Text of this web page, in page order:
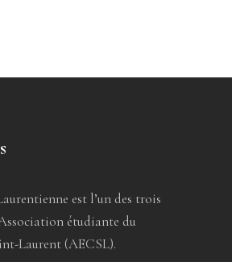
est l’un des trois
étudiante du
Laurent (AECSL).